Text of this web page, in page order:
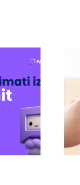
i kako
i tvoje